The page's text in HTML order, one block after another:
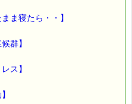
ま寝たら・・】
群】
ス】